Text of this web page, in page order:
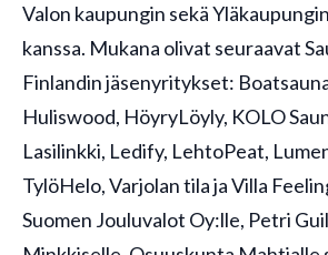
Valon kaupungin sekä
kanssa. Mukana olivat seuraavat
Finlandin jäsenyritykset:
Huliswood, HöyryLöyly, KOLO
Lasilinkki, Ledify, LehtoPeat,
TylöHelo, Varjolan tila ja Villa
Suomen Jouluvalot Oy:lle, Petri